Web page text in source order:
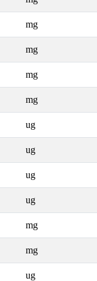
mg
mg
mg
mg
ug
ug
ug
ug
mg
mg
ug